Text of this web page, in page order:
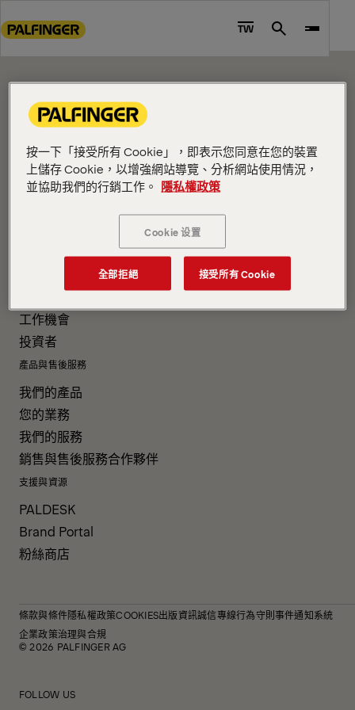
to
Go
footer
content
TW Search
CONTENT PAGE
Please edit me.
工作機會
投資者
產品與售後服務
我們的產品
您的業務
我們的服務
銷售與售後服務合作夥伴
支援與資源
PALDESK
Brand Portal
粉絲商店
條款與條件隱私權政策COOKIES出版資訊誠信專線行為守則 事件通知系統
企業政策治理與合規
© 2026 PALFINGER AG
FOLLOW US
按一下「接受所有 Cookie」，即表示您同意在您的裝置
上儲存 Cookie，以增強網站導覽、分析網站使用情況，
並協助我們的行銷工作。 隱私權政策
Cookie 设置
全部拒絕 接受所有 Cookie